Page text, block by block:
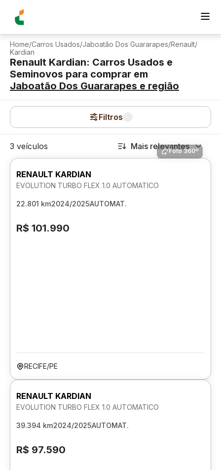
Home/Carros Usados/Jaboatão Dos Guararapes/Renault/
Kardian
Renault Kardian: Carros Usados e
Seminovos para comprar em
Jaboatão Dos Guararapes e região
Filtros
3 veículos Mais relevantes
Foto 360º
RENAULT KARDIAN
EVOLUTION TURBO FLEX 1.0 AUTOMATICO
22.801 km2024/2025AUTOMAT.
R$ 101.990
RECIFE/PE
RENAULT KARDIAN
EVOLUTION TURBO FLEX 1.0 AUTOMATICO
39.394 km2024/2025AUTOMAT.
R$ 97.590